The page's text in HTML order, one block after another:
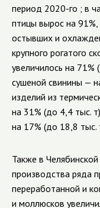
период 2020-го ; в
птицы вырос на
остывших и
крупного рогатого
увеличилось на 71%
сушеной свинины —
изделий из
на 31% (до 4,4 тыс.
на 17% (до 18,8 тыс.
Также в
производства ряда
переработанной и
и моллюсков